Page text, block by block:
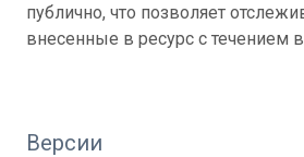
публично, что позволяет
внесенные в ресурс с течением
Версии